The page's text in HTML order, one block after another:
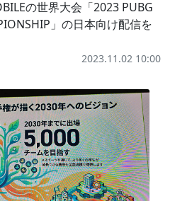
の世界大会「2023 PUBG
」の日本向け配信を
2023.11.02 10:00